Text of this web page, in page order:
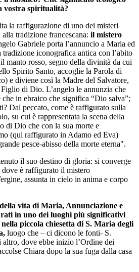
vostra spiritualità?
la raffigurazione di uno dei misteri
tradizione francescana: il mistero
Gabriele porta l’annuncio a Maria ed
iconografica antica con l’abito
manto rosso, segno della divinità da cui
Spirito Santo, accoglie la Parola di
e diviene così la Madre del Salvatore,
Figlio di Dio. L’angelo le annunzia che
in ebraico che significa “Dio salva”;
Dal peccato, come è raffigurato sulla
su cui è rappresentata la scena della
di Dio che con la sua morte e
(qui raffigurato in Adamo ed Eva)
pesce-abisso della morte eterna".
il suo destino di gloria: si converge
dove è raffigurato il mistero
assunta in cielo in anima e corpo
vita di Maria, Annunciazione e
in uno dei luoghi più significativi
piccola chiesetta di S. Maria degli
luogo che – ci dicono le fonti- S.
dove ebbe inizio l’Ordine dei
Chiara dopo la sua fuga dalla casa